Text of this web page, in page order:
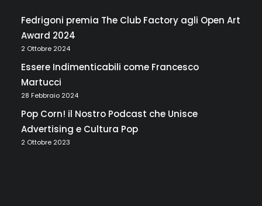
Fedrigoni premia The Club Factory agli Open Art
Award 2024
2 Ottobre 2024
Essere Indimenticabili come Francesco
Martucci
28 Febbraio 2024
Pop Corn! il Nostro Podcast che Unisce
Advertising e Cultura Pop
2 Ottobre 2023